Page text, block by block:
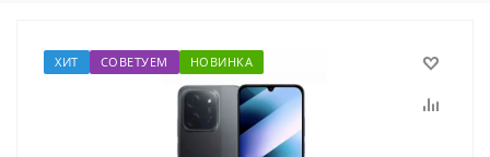
ХИТ СОВЕТУЕМ НОВИНКА